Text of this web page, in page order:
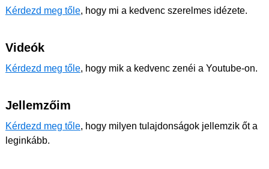
Kérdezd meg tőle, hogy mi a kedvenc szerelmes idézete.
Videók
Kérdezd meg tőle, hogy mik a kedvenc zenéi a Youtube-on.
Jellemzőim
Kérdezd meg tőle, hogy milyen tulajdonságok jellemzik őt a
leginkább.